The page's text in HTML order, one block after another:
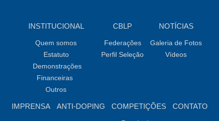
INSTITUCIONAL
Quem somos
Estatuto
Demonstrações
Financeiras
Outros
CBLP
Federações
Perfil Seleção
NOTÍCIAS
Galeria de Fotos
Vídeos
IMPRENSA ANTI-DOPING COMPETIÇÕES CONTATO